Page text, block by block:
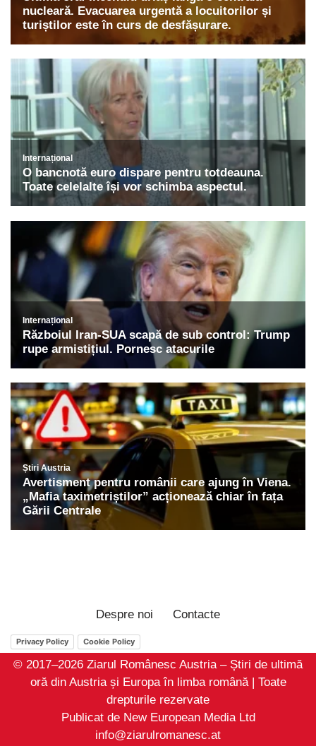
Despre noi Contacte
Privacy Policy Cookie Policy
© 2017–2026 Ziarul Românesc Austria – Știri de ultimă
oră din Austria și Europa în limba română | Toate
drepturile rezervate
Publicat de New European Media Ltd
info@ziarulromanesc.at